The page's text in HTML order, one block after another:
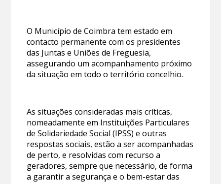
O Município de Coimbra tem estado em
contacto permanente com os presidentes
das Juntas e Uniões de Freguesia,
assegurando um acompanhamento próximo
da situação em todo o território concelhio.
As situações consideradas mais críticas,
nomeadamente em Instituições Particulares
de Solidariedade Social (IPSS) e outras
respostas sociais, estão a ser acompanhadas
de perto, e resolvidas com recurso a
geradores, sempre que necessário, de forma
a garantir a segurança e o bem-estar das